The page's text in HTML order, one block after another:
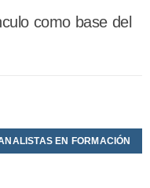
como base del
EN FORMACIÓN